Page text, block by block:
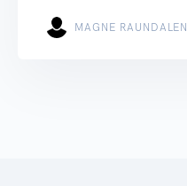
MAGNE RAUNDALEN